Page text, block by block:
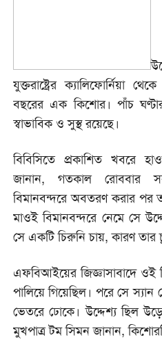
যুক্তরাষ্ট্রের ক্যালিফোর্নিয়া
বছরের এক কিশোর। পাঁচ
স্বাভাবিক ও সুস্থ রয়েছে।
বিবিসিতে প্রকাশিত খবরে
জানান, গতকাল রোববার
বিমানবন্দরে অবতরণ করার পর
মাওই বিমানবন্দরে নেমে সে
সে একটি চিরুনি চায়, কারণ
এফবিআইয়ের জিজ্ঞাসাবাদে ওই
পালিয়ে গিয়েছিল। পরে সে
ভেতরে ঢোকে। উদ্দেশ্য ছিল
মুখপাত্র টম সিমন জানান,